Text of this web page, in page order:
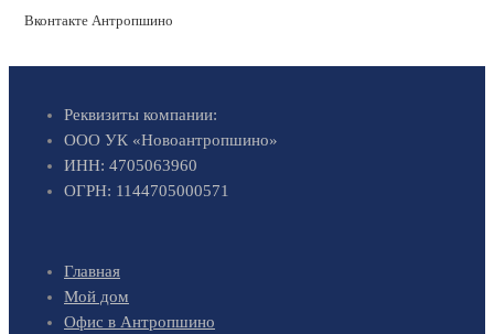
Вконтакте Антропшино
Реквизиты компании:
ООО УК «Новоантропшино»
ИНН: 4705063960
ОГРН: 1144705000571
Главная
Мой дом
Офис в Антропшино